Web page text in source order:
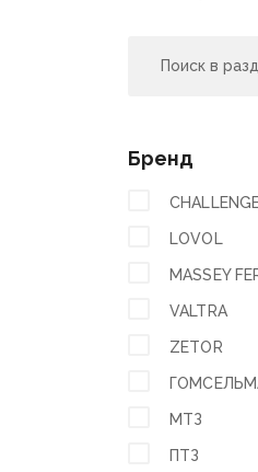
Бренд
LOVOL
MASSEY
VALTRA
ZETOR
МТЗ
ПТЗ